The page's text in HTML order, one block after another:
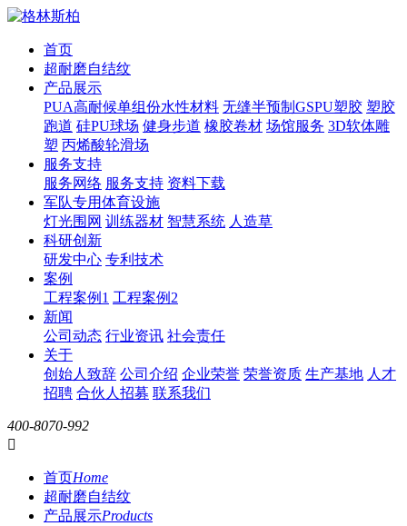
首页
超耐磨自结纹
产品展示
PUA高耐候单组份水性材料 无缝半预制GSPU塑胶 塑胶
跑道 硅PU球场 健身步道 橡胶卷材 场馆服务 3D软体雕
塑 丙烯酸轮滑场
服务支持
服务网络 服务支持 资料下载
军队专用体育设施
灯光围网 训练器材 智慧系统 人造草
科研创新
研发中心 专利技术
案例
工程案例1 工程案例2
新闻
公司动态 行业资讯 社会责任
关于
创始人致辞 公司介绍 企业荣誉 荣誉资质 生产基地 人才
招聘 合伙人招募 联系我们
400-8070-992

首页Home
超耐磨自结纹
产品展示Products